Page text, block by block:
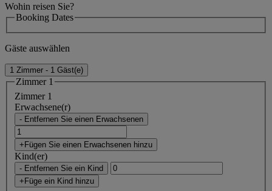
Wohin reisen Sie?
Booking Dates
Gäste auswählen
1 Zimmer - 1 Gäst(e)
Zimmer 1
Zimmer 1
Erwachsene(r)
- Entfernen Sie einen Erwachsenen
+Fügen Sie einen Erwachsenen hinzu
Kind(er)
- Entfernen Sie ein Kind
+Füge ein Kind hinzu